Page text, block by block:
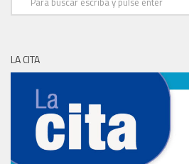
LA CITA